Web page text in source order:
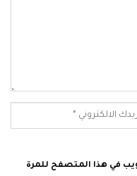
في هذا المتصفح للمرة